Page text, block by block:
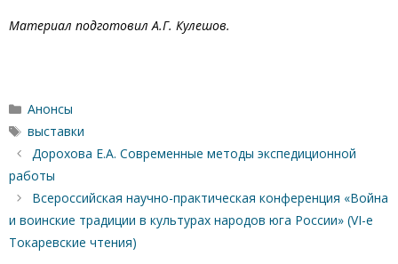
Материал подготовил А.Г. Кулешов.
Рубрики
Анонсы
Метки
выставки
Дорохова Е.А. Современные методы экспедиционной
работы
Всероссийская научно-практическая конференция «Война
и воинские традиции в культурах народов юга России» (VI-е
Токаревские чтения)